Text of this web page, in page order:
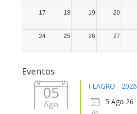
17 18 19 20
24 25 26 27
Eventos
05
Ago
FEAGRO - 2026
5 Ago 26